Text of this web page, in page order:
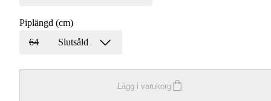
Piplängd (cm)
64
Slutsåld
Lägg i varukorg